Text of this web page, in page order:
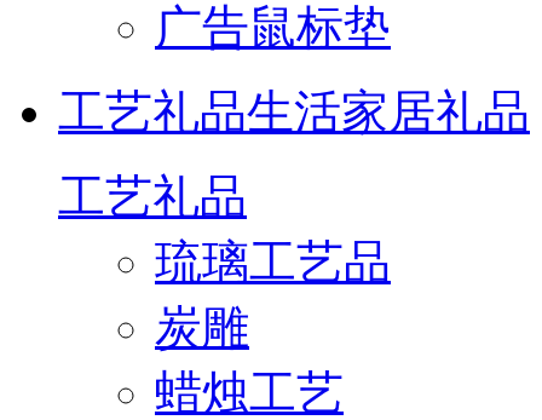
广告鼠标垫
工艺礼品生活家居礼品
工艺礼品
琉璃工艺品
炭雕
蜡烛工艺